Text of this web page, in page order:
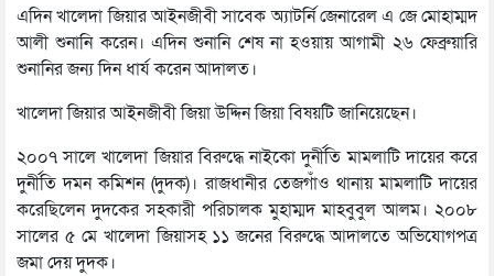
এদিন খালেদা জিয়ার আইনজীবী সাবেক অ্যাটর্নি জেনারেল এ জে মোহাম্মদ
আলী শুনানি করেন। এদিন শুনানি শেষ না হওয়ায় আগামী ২৬ ফেব্রুয়ারি
শুনানির জন্য দিন ধার্য করেন আদালত।
খালেদা জিয়ার আইনজীবী জিয়া উদ্দিন জিয়া বিষয়টি জানিয়েছেন।
২০০৭ সালে খালেদা জিয়ার বিরুদ্ধে নাইকো দুর্নীতি মামলাটি দায়ের করে
দুর্নীতি দমন কমিশন (দুদক)। রাজধানীর তেজগাঁও থানায় মামলাটি দায়ের
করেছিলেন দুদকের সহকারী পরিচালক মুহাম্মদ মাহবুবুল আলম। ২০০৮
সালের ৫ মে খালেদা জিয়াসহ ১১ জনের বিরুদ্ধে আদালতে অভিযোগপত্র
জমা দেয় দুদক।